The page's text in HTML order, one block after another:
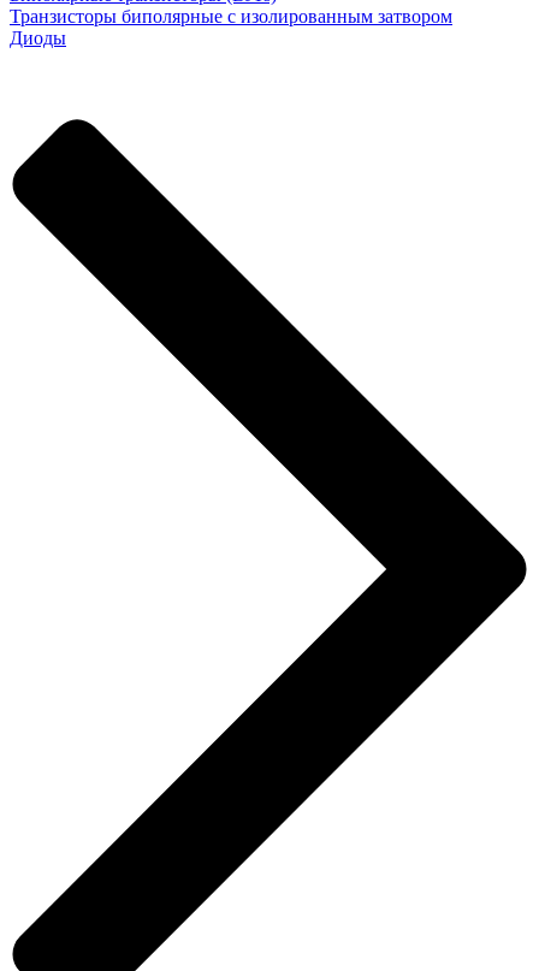
Транзисторы биполярные с изолированным затвором
Диоды